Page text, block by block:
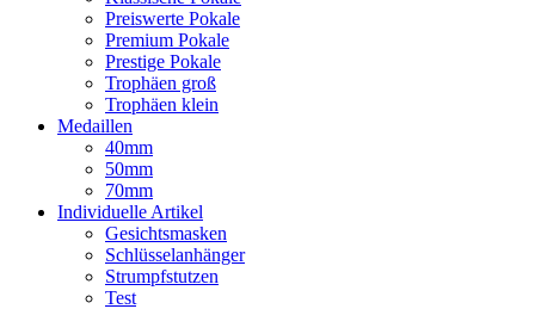
Preiswerte Pokale
Premium Pokale
Prestige Pokale
Trophäen groß
Trophäen klein
Medaillen
40mm
50mm
70mm
Individuelle Artikel
Gesichtsmasken
Schlüsselanhänger
Strumpfstutzen
Test